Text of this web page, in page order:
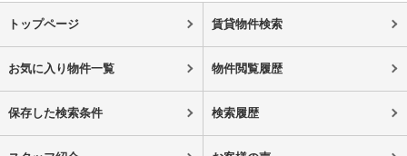
トップページ 賃貸物件検索
お気に入り物件一覧 物件閲覧履歴
保存した検索条件 検索履歴